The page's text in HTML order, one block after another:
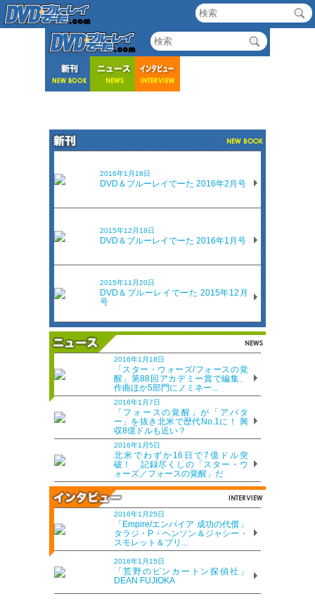
2016年1月18日
DVD＆ブルーレイでーた 2016年2月号
2015年12月18日
DVD＆ブルーレイでーた 2016年1月号
2015年11月20日
DVD＆ブルーレイでーた 2015年12月
号
2016年1月18日
「スター・ウォーズ/フォースの覚
醒」第88回アカデミー賞で編集、
作曲ほか5部門にノミネー...
2016年1月7日
「フォースの覚醒」が「アバタ
ー」を抜き北米で歴代No.1に！ 興
収8億ドルも近い？
2016年1月5日
北米でわずか16日で7億ドル突
破！ 記録尽くしの「スター・ウ
ォーズ／フォースの覚醒」だ
2016年1月25日
「Empire/エンパイア 成功の代償」
タラジ・P・ヘンソン＆ジャシー・
スモレット＆ブリ...
2016年1月15日
「荒野のピンカートン探偵社」
DEAN FUJIOKA